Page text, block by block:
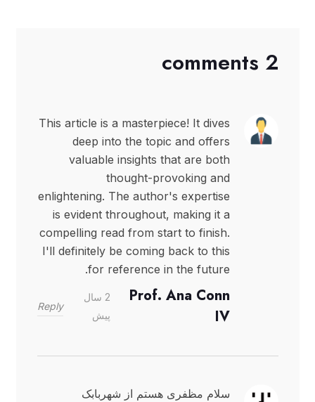
2 comments
This article is a masterpiece! It dives
deep into the topic and offers
valuable insights that are both
thought-provoking and
enlightening. The author's expertise
is evident throughout, making it a
compelling read from start to finish.
I'll definitely be coming back to this
for reference in the future.
Prof. Ana Conn
IV
2 سال
پیش
Reply
سلام مظفری هستم از شهربابک